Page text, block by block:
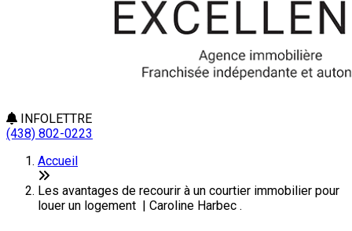
INFOLETTRE
(438) 802-0223
Accueil
Les avantages de recourir à un courtier immobilier pour
louer un logement | Caroline Harbec .